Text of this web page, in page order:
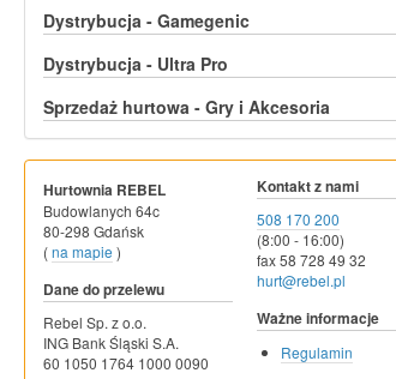
Dystrybucja - Gamegenic
Dystrybucja - Ultra Pro
Sprzedaż hurtowa - Gry i Akcesoria
Hurtownia REBEL
Budowlanych 64c
80-298 Gdańsk
(na mapie )
Dane do przelewu
Rebel Sp. z o.o.
ING Bank Śląski S.A.
60 1050 1764 1000 0090
Kontakt z nami
508 170 200
(8:00 - 16:00)
fax 58 728 49 32
hurt@rebel.pl
Ważne informacje
Regulamin